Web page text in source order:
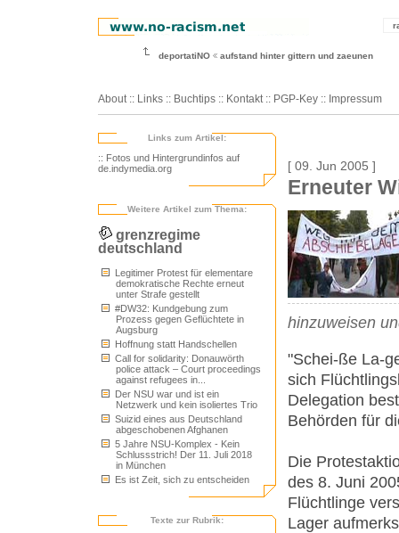
deportatiNO aufstand hinter gittern und zaeunen
About :: Links :: Buchtips :: Kontakt :: PGP-Key :: Impressum
Links zum Artikel:
:: Fotos und Hintergrundinfos auf
de.indymedia.org
Weitere Artikel zum Thema:
grenzregime
deutschland
Legitimer Protest für elementare
demokratische Rechte erneut
unter Strafe gestellt
#DW32: Kundgebung zum
Prozess gegen Geflüchtete in
Augsburg
Hoffnung statt Handschellen
Call for solidarity: Donauwörth
police attack – Court proceedings
against refugees in...
Der NSU war und ist ein
Netzwerk und kein isoliertes Trio
Suizid eines aus Deutschland
abgeschobenen Afghanen
5 Jahre NSU-Komplex - Kein
Schlussstrich! Der 11. Juli 2018
in München
Es ist Zeit, sich zu entscheiden
Texte zur Rubrik:
[ 09. Jun 2005 ]
Erneuter
hinzuweisen
"Schei-ße La-
sich
Delegation
Behörden für
Die
des 8. Juni
Flüchtlinge
Lager